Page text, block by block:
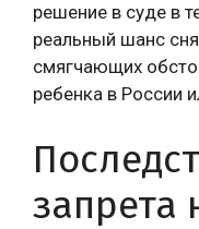
решение в суде в
реальный шанс
смягчающих
ребенка в России
запрета